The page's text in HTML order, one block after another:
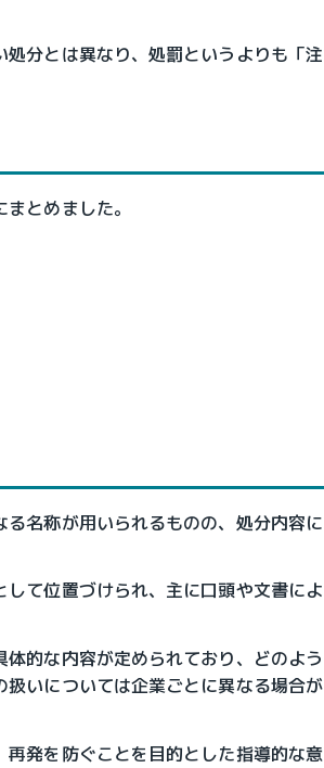
分とは異なり、処罰というよりも「注
とめました。
る名称が用いられるものの、処分内容に
て位置づけられ、主に口頭や文書によ
的な内容が定められており、どのよう
いについては企業ごとに異なる場合が
発を防ぐことを目的とした指導的な意